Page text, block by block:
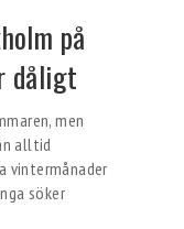
på
dåligt
men
alltid
vintermånader
söker